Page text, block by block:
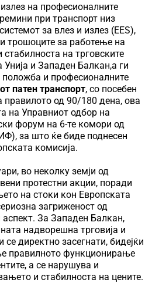
на професионалните
при транспорт низ
за влез и излез (EES),
трошоците за работење на
стабилноста на трговските
Унија и Западен Балкан,а ги
и професионалните
патен транспорт, со посебен
правилото од 90/180 дена, ова
на Управниот одбор на
форум на 6-те комори од
за што ќе биде поднесен
комисија.
во неколку земји од
протестни акции, поради
на стоки кон Европската
загриженост од
За Западен Балкан,
надворешна трговија и
директно засегнати, бидејќи
правилното функционирање
а се нарушува и
и стабилноста на цените.